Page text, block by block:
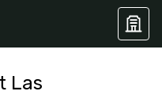
Las